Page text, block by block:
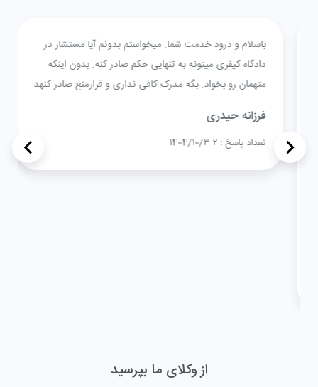
باسلام و درود خدمت شما. میخواستم بدونم آیا مستشار در
دادگاه کیفری میتونه به تنهایی حکم صادر کنه. بدون اینکه
متهمان رو بخواد. بگه مدرک کافی نداری و قرارمنع صادر کنهد
فرزانه حیدری
تعداد پاسخ : 2 1404/10/3 <
>
از وکلای ما بپرسید